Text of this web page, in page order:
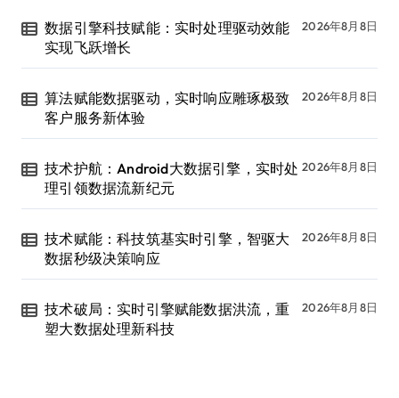
数据引擎科技赋能：实时处理驱动效能
实现飞跃增长
2026年8月8日
算法赋能数据驱动，实时响应雕琢极致
客户服务新体验
2026年8月8日
技术护航：Android大数据引擎，实时处
理引领数据流新纪元
2026年8月8日
技术赋能：科技筑基实时引擎，智驱大
数据秒级决策响应
2026年8月8日
技术破局：实时引擎赋能数据洪流，重
塑大数据处理新科技
2026年8月8日